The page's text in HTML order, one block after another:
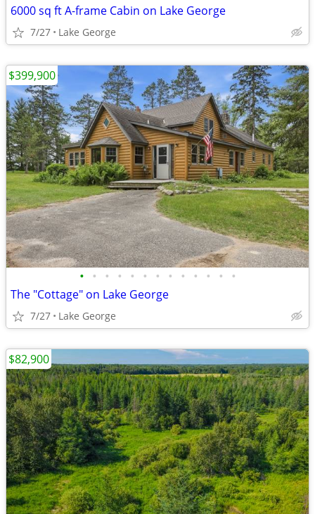
6000 sq ft A-frame Cabin on Lake George
7/27 Lake George
• • • • • • • • • • • • •
The "Cottage" on Lake George
7/27 Lake George
$399,900
$82,900